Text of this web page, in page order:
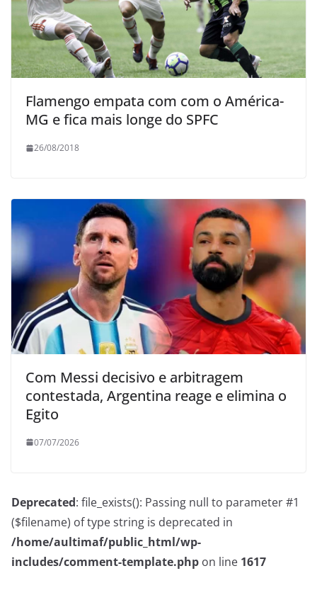
Flamengo empata com com o América-
MG e fica mais longe do SPFC
26/08/2018
Com Messi decisivo e arbitragem
contestada, Argentina reage e elimina o
Egito
07/07/2026
Deprecated: file_exists(): Passing null to parameter #1
($filename) of type string is deprecated in
/home/aultimaf/public_html/wp-
includes/comment-template.php on line 1617